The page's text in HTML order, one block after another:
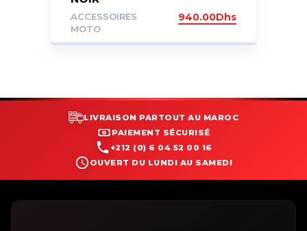
ACCESSOIRES
MOTO
940.00Dhs
LIVRAISON PARTOUT AU MAROC
PAIEMENT SÉCURISÉ
+212 (0) 6 04 52 00 16
OUVERT DU LUNDI AU SAMEDI